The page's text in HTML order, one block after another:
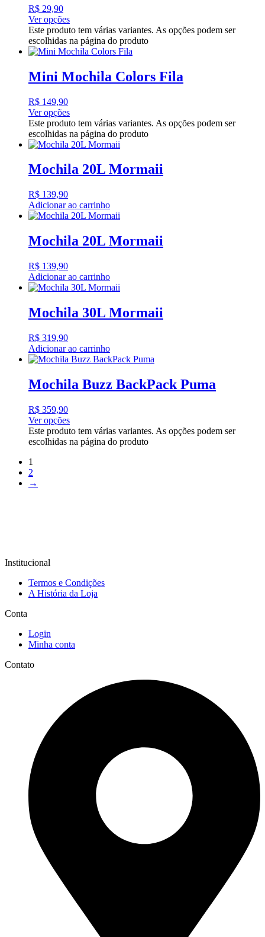
R$ 29,90
Ver opções
Este produto tem várias variantes. As opções podem ser
escolhidas na página do produto
Mini Mochila Colors Fila
R$ 149,90
Ver opções
Este produto tem várias variantes. As opções podem ser
escolhidas na página do produto
Mochila 20L Mormaii
R$ 139,90
Adicionar ao carrinho
Mochila 20L Mormaii
R$ 139,90
Adicionar ao carrinho
Mochila 30L Mormaii
R$ 319,90
Adicionar ao carrinho
Mochila Buzz BackPack Puma
R$ 359,90
Ver opções
Este produto tem várias variantes. As opções podem ser
escolhidas na página do produto
1
2
→
Institucional
Termos e Condições
A História da Loja
Conta
Login
Minha conta
Contato